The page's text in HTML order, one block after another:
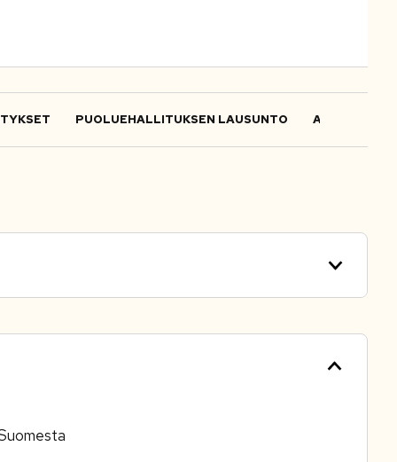
PUOLUEHALLITUKSEN LAUSUNTO ALOITTEET